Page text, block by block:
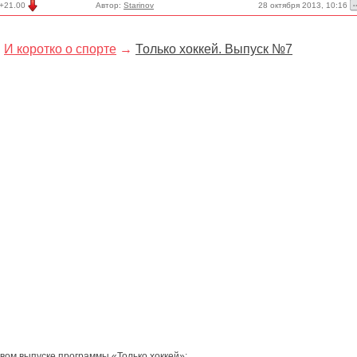
+21.00 Автор: Starinov 28 октября 2013, 10:16
И коротко о спорте → Только хоккей. Выпуск №7